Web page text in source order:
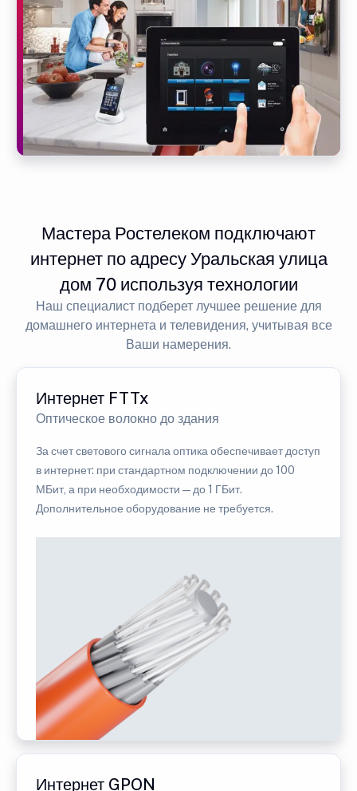
Мастера Ростелеком подключают
интернет по адресу Уральская улица
дом 70 используя технологии
Наш специалист подберет лучшее решение для
домашнего интернета и телевидения, учитывая все
Ваши намерения.
Интернет FTTx
Оптическое волокно до здания
За счет светового сигнала оптика обеспечивает доступ
в интернет: при стандартном подключении до 100
МБит, а при необходимости — до 1 ГБит.
Дополнительное оборудование не требуется.
Интернет GPON